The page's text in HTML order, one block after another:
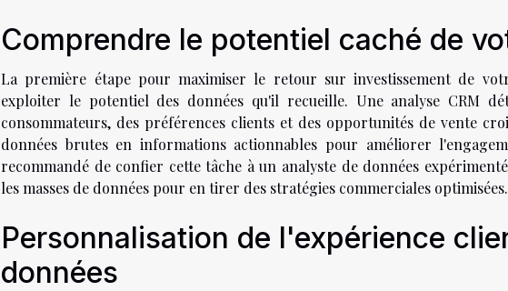
Comprendre le potentiel caché de
La première étape pour maximiser le retour sur investissement de
exploiter le potentiel des données qu'il recueille. Une analyse CRM
consommateurs, des préférences clients et des opportunités de vente
données brutes en informations actionnables pour améliorer
recommandé de confier cette tâche à un analyste de données
les masses de données pour en tirer des stratégies commerciales optimisées.
Personnalisation de l'expérience
données